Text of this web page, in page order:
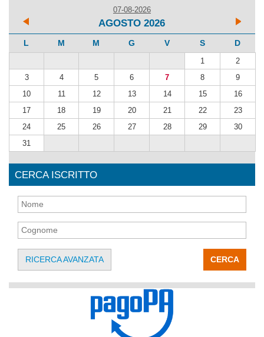
07-08-2026
AGOSTO 2026
L M M G V S D
1
2
3
4 5 6 7 8
9
10
11 12 13 14 15
16
17
18 19 20 21 22
23
24
25 26 27 28 29
30
31
CERCA ISCRITTO
CERCA
RICERCA AVANZATA